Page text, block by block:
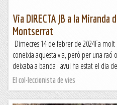
Via DIRECTA JB a la Miranda
Montserrat
Dimecres 14 de febrer de 2024Fa
coneixia aquesta via, però per una raó
deixaba a banda i avui ha estat el dia
El col·leccionista de vies